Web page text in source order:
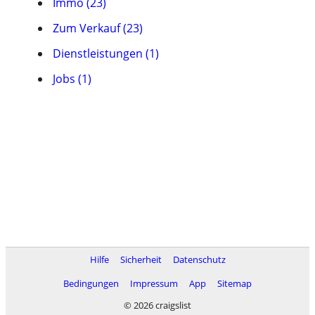
Zum Verkauf (23)
Dienstleistungen (1)
Jobs (1)
Hilfe Sicherheit
Datenschutz
Bedingungen
Impressum App
Sitemap
© 2026 craigslist